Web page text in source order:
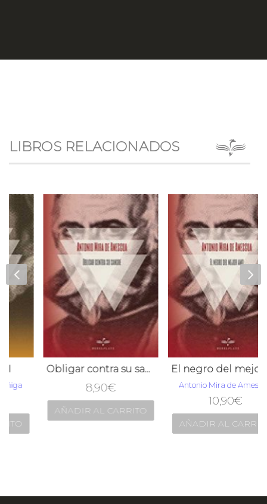
LIBROS RELACIONADOS
Obligar contra su sangre
€
AÑADIR AL CARRITO
El negro del mejor amo
Antonio Mira de Amescua
€
AÑADIR AL CARRITO